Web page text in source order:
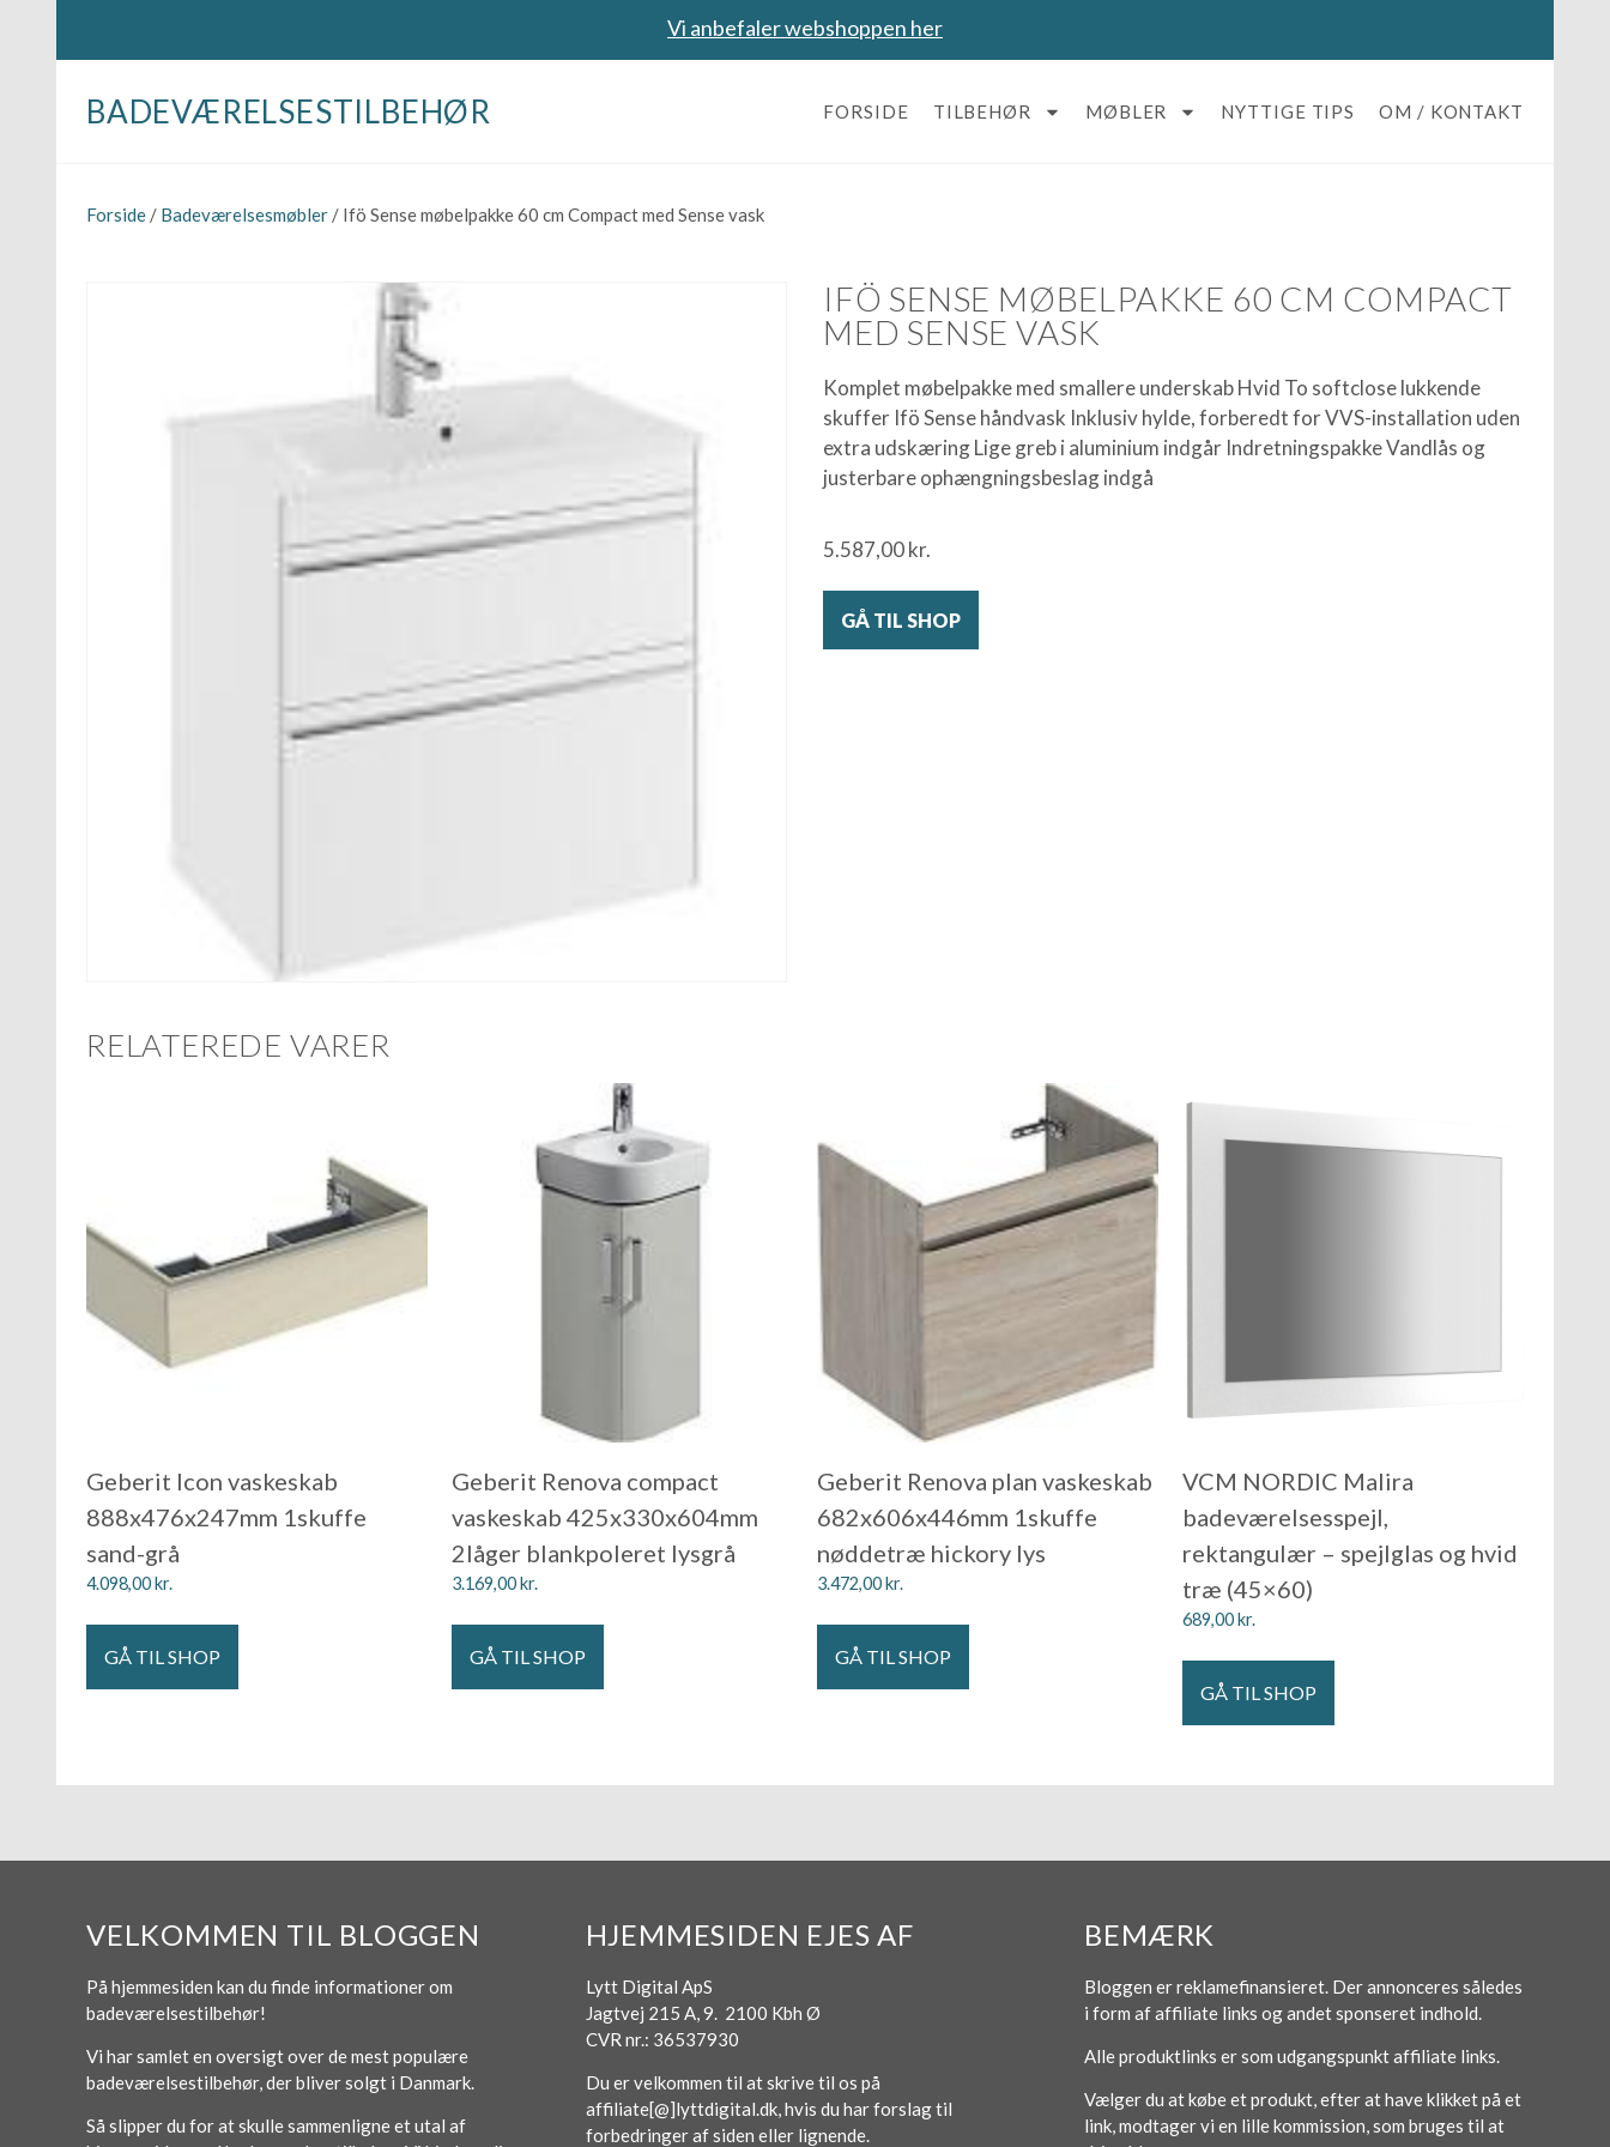
Vi anbefaler webshoppen her
BADEVÆRELSESTILBEHØR FORSIDE TILBEHØR MØBLER NYTTIGE TIPS OM / KONTAKT
Forside / Badeværelsesmøbler / Ifö Sense møbelpakke 60 cm Compact med Sense vask
IFÖ SENSE MØBELPAKKE 60 CM COMPACT
MED SENSE VASK
Komplet møbelpakke med smallere underskab Hvid To softclose lukkende
skuffer Ifö Sense håndvask Inklusiv hylde, forberedt for VVS-installation uden
extra udskæring Lige greb i aluminium indgår Indretningspakke Vandlås og
justerbare ophængningsbeslag indgå
5.587,00kr.
GÅ TIL SHOP
RELATEREDE VARER
Geberit Icon vaskeskab
888x476x247mm 1skuffe
sand-grå
4.098,00kr.
GÅ TIL SHOP
Geberit Renova compact
vaskeskab 425x330x604mm
2låger blankpoleret lysgrå
3.169,00kr.
GÅ TIL SHOP
Geberit Renova plan vaskeskab
682x606x446mm 1skuffe
nøddetræ hickory lys
3.472,00kr.
GÅ TIL SHOP
VCM NORDIC Malira
badeværelsesspejl,
rektangulær – spejlglas og hvid
træ (45×60)
689,00kr.
GÅ TIL SHOP
VELKOMMEN TIL BLOGGEN
På hjemmesiden kan du finde informationer om
badeværelsestilbehør!
Vi har samlet en oversigt over de mest populære
badeværelsestilbehør, der bliver solgt i Danmark.
Så slipper du for at skulle sammenligne et utal af
HJEMMESIDEN EJES AF
Lytt Digital ApS
Jagtvej 215 A, 9. 2100 Kbh Ø
CVR nr.: 36537930
Du er velkommen til at skrive til os på
affiliate[@]lyttdigital.dk, hvis du har forslag til
forbedringer af siden eller lignende.
BEMÆRK
Bloggen er reklamefinansieret. Der annonceres således
i form af affiliate links og andet sponseret indhold.
Alle produktlinks er som udgangspunkt affiliate links.
Vælger du at købe et produkt, efter at have klikket på et
link, modtager vi en lille kommission, som bruges til at